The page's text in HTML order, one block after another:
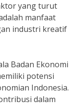
yang turut
manfaat
industri kreatif
Badan Ekonomi
potensi
Indonesia.
dalam